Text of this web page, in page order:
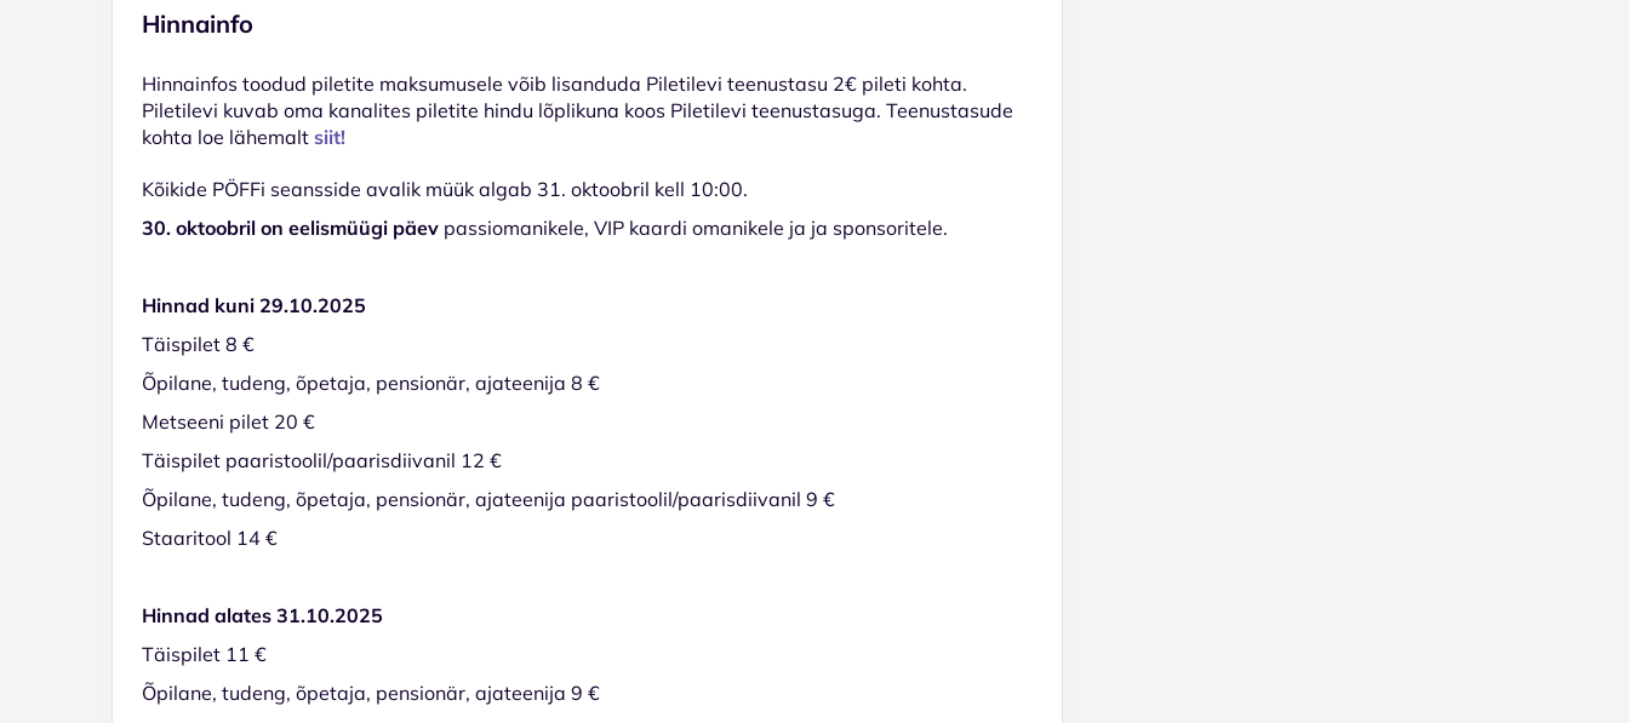
Hinnainfo
Hinnainfos toodud piletite maksumusele võib lisanduda Piletilevi teenustasu 2€ pileti kohta.
Piletilevi kuvab oma kanalites piletite hindu lõplikuna koos Piletilevi teenustasuga. Teenustasude
kohta loe lähemalt siit!
Kõikide PÖFFi seansside avalik müük algab 31. oktoobril kell 10:00.
30. oktoobril on eelismüügi päev passiomanikele, VIP kaardi omanikele ja ja sponsoritele.
Hinnad kuni 29.10.2025
Täispilet 8 €
Õpilane, tudeng, õpetaja, pensionär, ajateenija 8 €
Metseeni pilet 20 €
Täispilet paaristoolil/paarisdiivanil 12 €
Õpilane, tudeng, õpetaja, pensionär, ajateenija paaristoolil/paarisdiivanil 9 €
Staaritool 14 €
Hinnad alates 31.10.2025
Täispilet 11 €
Õpilane, tudeng, õpetaja, pensionär, ajateenija 9 €